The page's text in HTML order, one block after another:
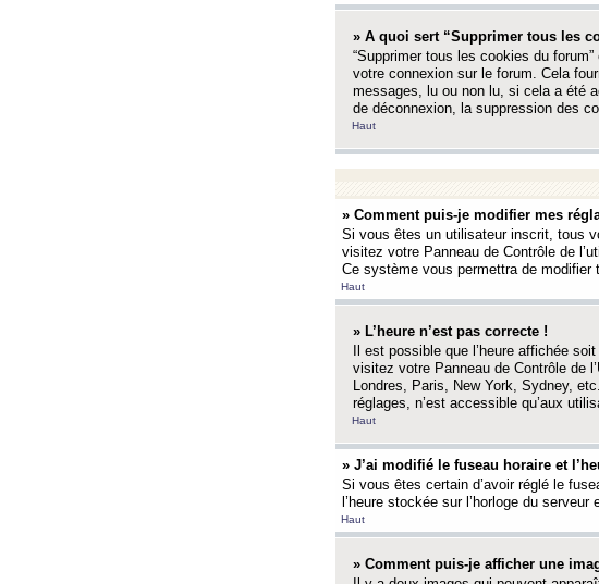
» A quoi sert “Supprimer tous les
“Supprimer tous les cookies du
votre connexion sur le forum. Cela
messages, lu ou non lu, si cela a été
de déconnexion, la suppression des
Haut
» Comment puis-je modifier mes
Si vous êtes un utilisateur inscrit, tous
visitez votre Panneau de Contrôle de
Ce système vous permettra de
Haut
» L’heure n’est pas correcte !
Il est possible que l’heure affichée
visitez votre Panneau de Contrôle de
Londres, Paris, New York, Sydney,
réglages, n’est accessible qu’aux
Haut
» J’ai modifié le fuseau horaire et
Si vous êtes certain d’avoir réglé le
l’heure stockée sur l’horloge du
Haut
» Comment puis-je afficher une